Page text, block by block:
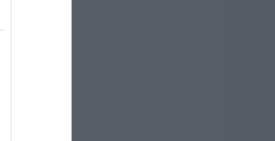
Σκύρο:
να καίει
– Νέες
βίντεο